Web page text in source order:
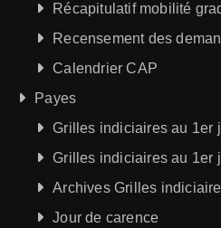
Récapitulatif mobilité
Recensement des
Calendrier CAP
Payes
Grilles indiciaires au 1er
Grilles indiciaires au 1er
Archives Grilles
Jour de carence